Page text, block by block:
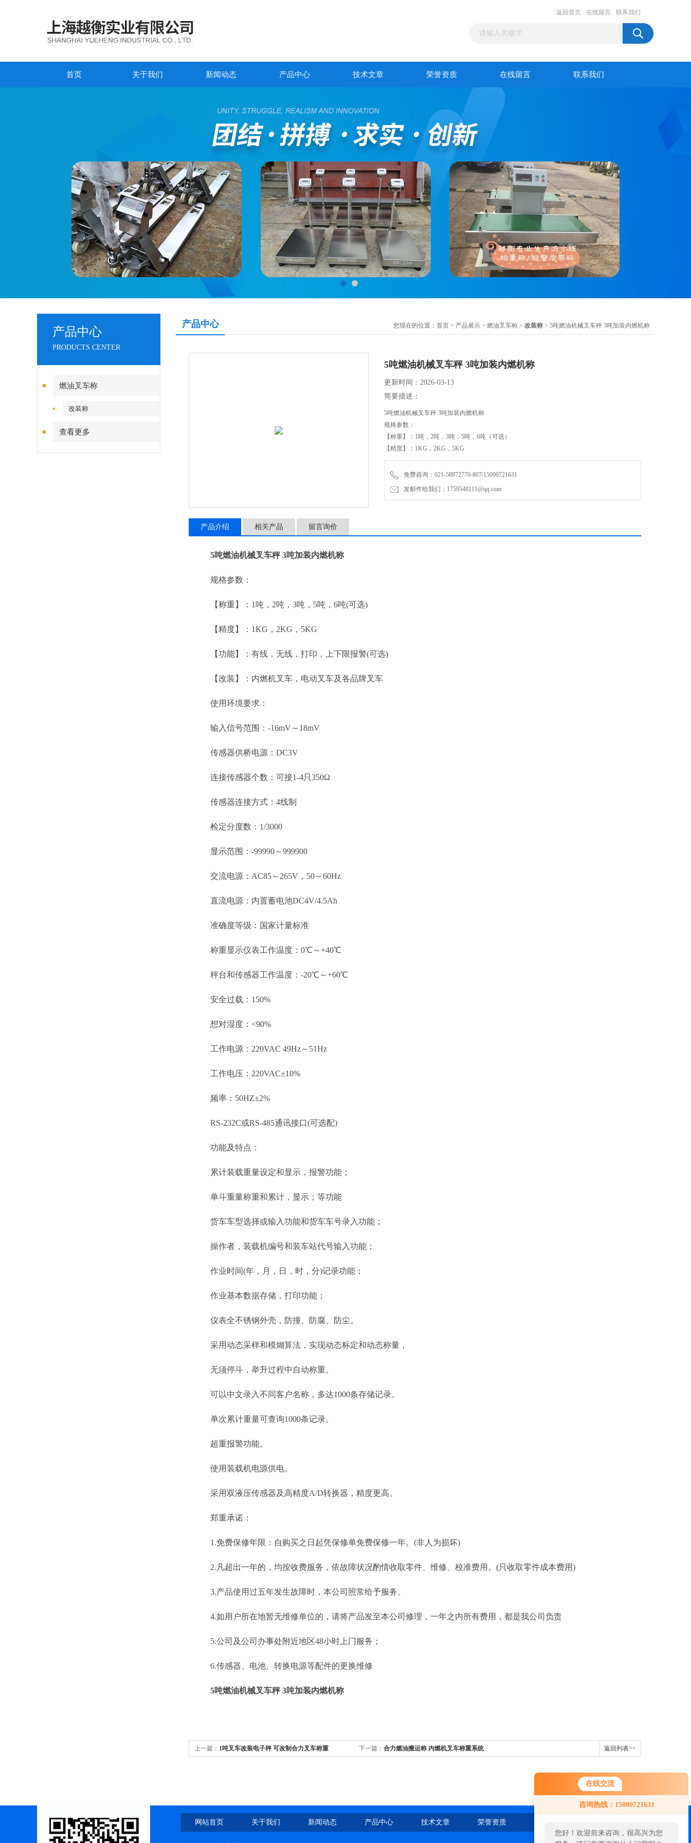
在线交流
咨询热线：15000721631
您好！欢迎前来咨询，很高兴为您
返回首页 在线留言 联系我们
首页 关于我们 新闻动态 产品中心 技术文章 荣誉资质 在线留言 联系我们
产品中心
PRODUCTS CENTER
燃油叉车称
改装称
查看更多
产品中心 您现在的位置： 首页 > 产品展示 > 燃油叉车称 > 改装称 > 5吨燃油机械叉车秤 3吨加装内燃机称
5吨燃油机械叉车秤 3吨加装内燃机称
更新时间：2026-03-13
简要描述：
5吨燃油机械叉车秤 3吨加装内燃机称
规格参数：
【称重】：1吨，2吨，3吨，5吨，6吨（可选）
【精度】：1KG，2KG，5KG
【功能】：有线，无线，打印，上下限报警（可选）
【改装】：内燃机叉车，电动叉车及各品牌叉车（合力/龙工/柳工/杭州叉车等）
免费咨询：021-58972770-807/15000721631
发邮件给我们：1759548111@qq.com
产品介绍 相关产品 留言询价
5吨燃油机械叉车秤 3吨加装内燃机称
规格参数：
【称重】：1吨，2吨，3吨，5吨，6吨(可选)
【精度】：1KG，2KG，5KG
【功能】：有线，无线，打印，上下限报警(可选)
【改装】：内燃机叉车，电动叉车及各品牌叉车
使用环境要求：
输入信号范围：-16mV～18mV
传感器供桥电源：DC3V
连接传感器个数：可接1-4只350Ω
传感器连接方式：4线制
检定分度数：1/3000
显示范围：-99990～999900
交流电源：AC85～265V，50～60Hz
直流电源：内置蓄电池DC4V/4.5Ah
准确度等级：国家计量标准
称重显示仪表工作温度：0℃～+40℃
秤台和传感器工作温度：-20℃～+60℃
安全过载：150%
想对湿度：<90%
工作电源：220VAC 49Hz～51Hz
工作电压：220VAC±10%
频率：50HZ±2%
RS-232C或RS-485通讯接口(可选配)
功能及特点：
累计装载重量设定和显示，报警功能；
单斗重量称重和累计，显示；等功能
货车车型选择或输入功能和货车车号录入功能；
操作者，装载机编号和装车站代号输入功能；
作业时间(年，月，日，时，分)记录功能；
作业基本数据存储，打印功能；
仪表全不锈钢外壳，防撞、防腐、防尘。
采用动态采样和模煳算法，实现动态标定和动态称量，
无须停斗，举升过程中自动称重。
可以中文录入不同客户名称，多达1000条存储记录。
单次累计重量可查询1000条记录。
超重报警功能。
使用装载机电源供电。
采用双液压传感器及高精度A/D转换器，精度更高。
郑重承诺：
1.免费保修年限：自购买之日起凭保修单免费保修一年。(非人为损坏)
2.凡超出一年的，均按收费服务，依故障状况酌情收取零件、维修、校准费用。(只收取零件成本费用)
3.产品使用过五年发生故障时，本公司照常给予服务。
4.如用户所在地暂无维修单位的，请将产品发至本公司修理，一年之内所有费用，都是我公司负责
5.公司及公司办事处附近地区48小时上门服务；
6.传感器、电池、转换电源等配件的更换维修
5吨燃油机械叉车秤 3吨加装内燃机称
上一篇： 1吨叉车改装电子秤 可改制合力叉车称重 下一篇： 合力燃油搬运称 内燃机叉车称重系统 返回列表>>
网站首页 关于我们 新闻动态 产品中心 技术文章 荣誉资质